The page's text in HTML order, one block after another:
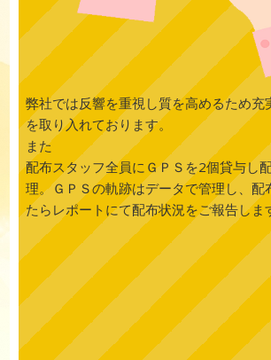
弊社では反響を重視し質を高めるため充
を取り入れております。
また
配布スタッフ全員にＧＰＳを2個貸与し
理。ＧＰＳの軌跡はデータで管理し、配
たらレポートにて配布状況をご報告しま